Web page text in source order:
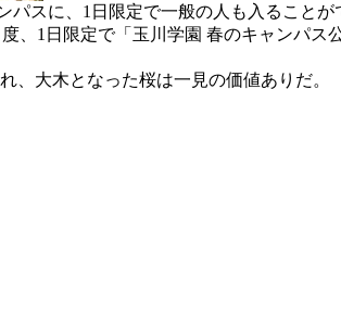
スに、1日限定で一般の人も入ることが
1日限定で「玉川学園 春のキャンパス
大木となった桜は一見の価値ありだ。